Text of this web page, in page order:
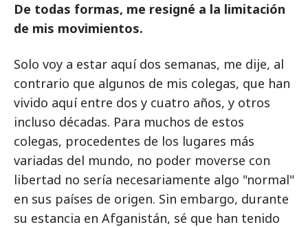
De todas formas, me resigné a la limitación
de mis movimientos.
Solo voy a estar aquí dos semanas, me dije, al
contrario que algunos de mis colegas, que han
vivido aquí entre dos y cuatro años, y otros
incluso décadas. Para muchos de estos
colegas, procedentes de los lugares más
variadas del mundo, no poder moverse con
libertad no sería necesariamente algo "normal"
en sus países de origen. Sin embargo, durante
su estancia en Afganistán, sé que han tenido